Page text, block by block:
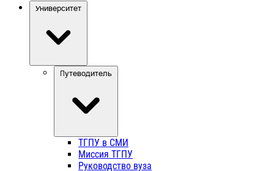
Университет
Путеводитель
ТГПУ в СМИ
Миссия ТГПУ
Руководство вуза